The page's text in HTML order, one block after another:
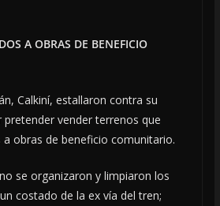
A OBRAS DE BENEFICIO
Calkiní, estallaron contra su
vender terrenos que
obras de beneficio comunitario.
se organizaron y limpiaron los
costado de la ex vía del tren;